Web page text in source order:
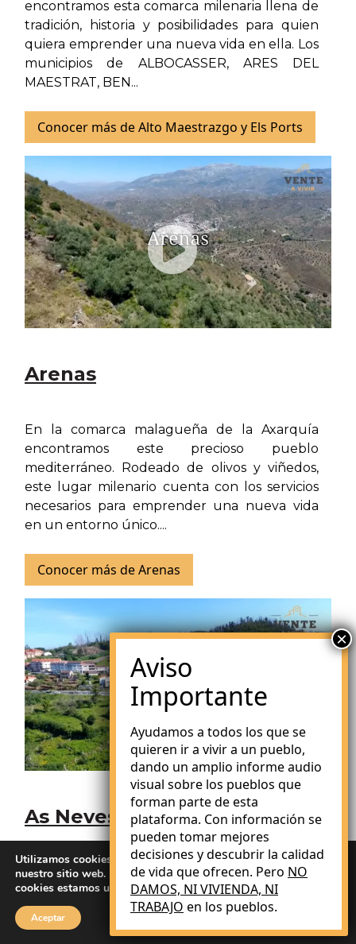
encontramos esta comarca milenaria llena de
tradición, historia y posibilidades para quien
quiera emprender una nueva vida en ella. Los
municipios de ALBOCASSER, ARES DEL
MAESTRAT, BEN...
Conocer más de Alto Maestrazgo y Els Ports
Arenas
En la comarca malagueña de la Axarquía
encontramos este precioso pueblo
mediterráneo. Rodeado de olivos y viñedos,
este lugar milenario cuenta con los servicios
necesarios para emprender una nueva vida
en un entorno único....
Conocer más de Arenas
As Neves
Galicia
Al sur de la provincia de Pontevedra
encontramos este hermoso pueblo gallego
tocado por esa magia especial que tienen las
Ayudamos a todos los que se
quieren ir a vivir a un pueblo,
dando un amplio informe audio
visual sobre los pueblos que
forman parte de esta
plataforma. Con información se
pueden tomar mejores
decisiones y descubrir la calidad
de vida que ofrecen. Pero NO
DAMOS, NI VIVIENDA, NI
TRABAJO en los pueblos.
Utilizamos cookies para brindarle la mejor experiencia en
nuestro sitio web. Puede obtener más información sobre qué
cookies estamos utilizando o desactivarlas enajustes
Aceptar